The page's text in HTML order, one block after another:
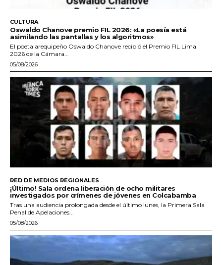
CULTURA
Oswaldo Chanove premio FIL 2026: «La poesía está
asimilando las pantallas y los algoritmos»
El poeta arequipeño Oswaldo Chanove recibió el Premio FIL Lima
2026 de la Cámara...
05/08/2026
RED DE MEDIOS REGIONALES
¡Último! Sala ordena liberación de ocho militares
investigados por crímenes de jóvenes en Colcabamba
Tras una audiencia prolongada desde el último lunes, la Primera Sala
Penal de Apelaciones...
05/08/2026